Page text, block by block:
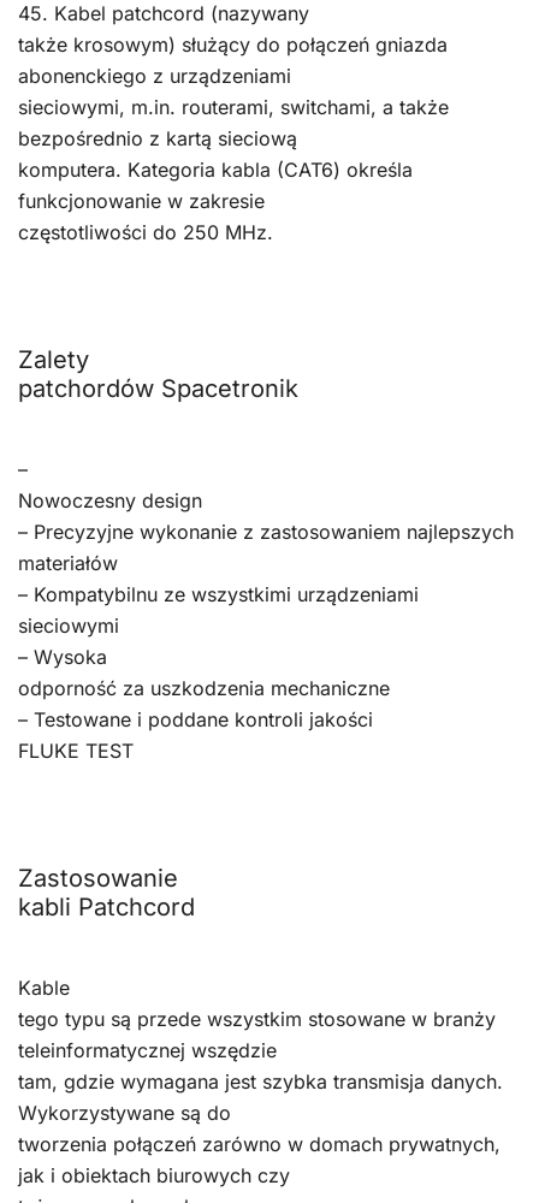
45. Kabel patchcord (nazywany
także krosowym) służący do połączeń gniazda
abonenckiego z urządzeniami
sieciowymi, m.in. routerami, switchami, a także
bezpośrednio z kartą sieciową
komputera. Kategoria kabla (CAT6) określa
funkcjonowanie w zakresie
częstotliwości do 250 MHz.
Zalety
patchordów Spacetronik
–
Nowoczesny design
– Precyzyjne wykonanie z zastosowaniem najlepszych
materiałów
– Kompatybilnu ze wszystkimi urządzeniami
sieciowymi
– Wysoka
odporność za uszkodzenia mechaniczne
– Testowane i poddane kontroli jakości
FLUKE TEST
Zastosowanie
kabli Patchcord
Kable
tego typu są przede wszystkim stosowane w branży
teleinformatycznej wszędzie
tam, gdzie wymagana jest szybka transmisja danych.
Wykorzystywane są do
tworzenia połączeń zarówno w domach prywatnych,
jak i obiektach biurowych czy